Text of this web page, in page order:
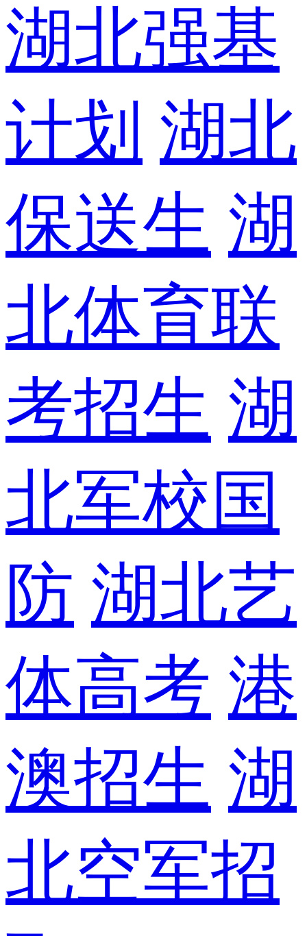
湖北强基
计划 湖北
保送生 湖
北体育联
考招生 湖
北军校国
防 湖北艺
体高考 港
澳招生 湖
北空军招